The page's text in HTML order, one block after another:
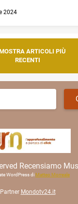
2024
ARTICOLI PIÙ
RECENTI
Recensiamo
WordPress di Matteo Morreale
Partner Mondotv24.it